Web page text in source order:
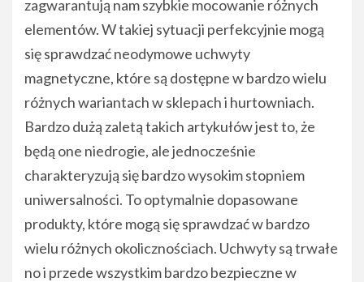
zagwarantują nam szybkie mocowanie różnych
elementów. W takiej sytuacji perfekcyjnie mogą
się sprawdzać neodymowe uchwyty
magnetyczne, które są dostępne w bardzo wielu
różnych wariantach w sklepach i hurtowniach.
Bardzo dużą zaletą takich artykułów jest to, że
będą one niedrogie, ale jednocześnie
charakteryzują się bardzo wysokim stopniem
uniwersalności. To optymalnie dopasowane
produkty, które mogą się sprawdzać w bardzo
wielu różnych okolicznościach. Uchwyty są trwałe
no i przede wszystkim bardzo bezpieczne w